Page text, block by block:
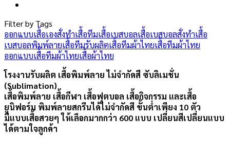
Filter by Tags
ออกแบบเสื้อเองสั่งทำเสื้อทีมเสื้อเบสบอลเสื้อเบสบอลสั่งทำเสื้อ
เบสบอลพิมพ์ลายเสื้อทีมรับผลิตเสื้อทีมผ้าไทยเสื้อทีมผ้าไทย
ออกแบบเสื้อทีมผ้าไทยเสื้อผ้าไทย
โรงงานรับผลิต เสื้อพิมพ์ลาย ไม่จำกัดสี ซับลิเมชั่น
(Sublimation)
เสื้อพิมพ์ลาย เสื้อกีฬา เสื้อฟุตบอล เสื้อกิจกรรม และเสื้อ
ยูนิฟอร์ม พิมพ์ลายสกรีนได้ไม่จำกัดสี ขั้นต่ำเพียง 10 ตัว
มีแบบเสื้อสวยๆ ให้เลือกมากกว่า 600 แบบ เปลี่ยนสีเปลี่ยนแบบ
ได้ตามใจลูกค้า